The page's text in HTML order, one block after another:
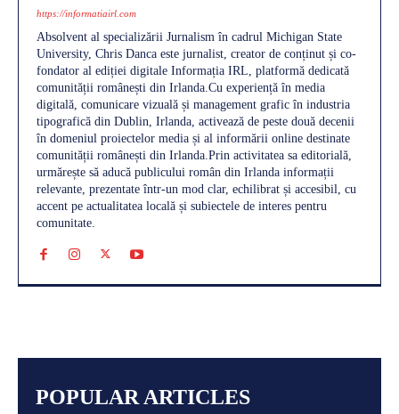
https://informatiairl.com
Absolvent al specializării Jurnalism în cadrul Michigan State
University, Chris Danca este jurnalist, creator de conținut și co-
fondator al ediției digitale Informația IRL, platformă dedicată
comunității românești din Irlanda.Cu experiență în media
digitală, comunicare vizuală și management grafic în industria
tipografică din Dublin, Irlanda, activează de peste două decenii
în domeniul proiectelor media și al informării online destinate
comunității românești din Irlanda.Prin activitatea sa editorială,
urmărește să aducă publicului român din Irlanda informații
relevante, prezentate într-un mod clar, echilibrat și accesibil, cu
accent pe actualitatea locală și subiectele de interes pentru
comunitate.
POPULAR ARTICLES